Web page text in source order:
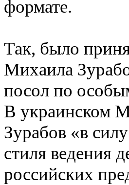
формате.
Так, было
Михаила
посол по
В украинском
Зурабов «в
стиля ведения
российских